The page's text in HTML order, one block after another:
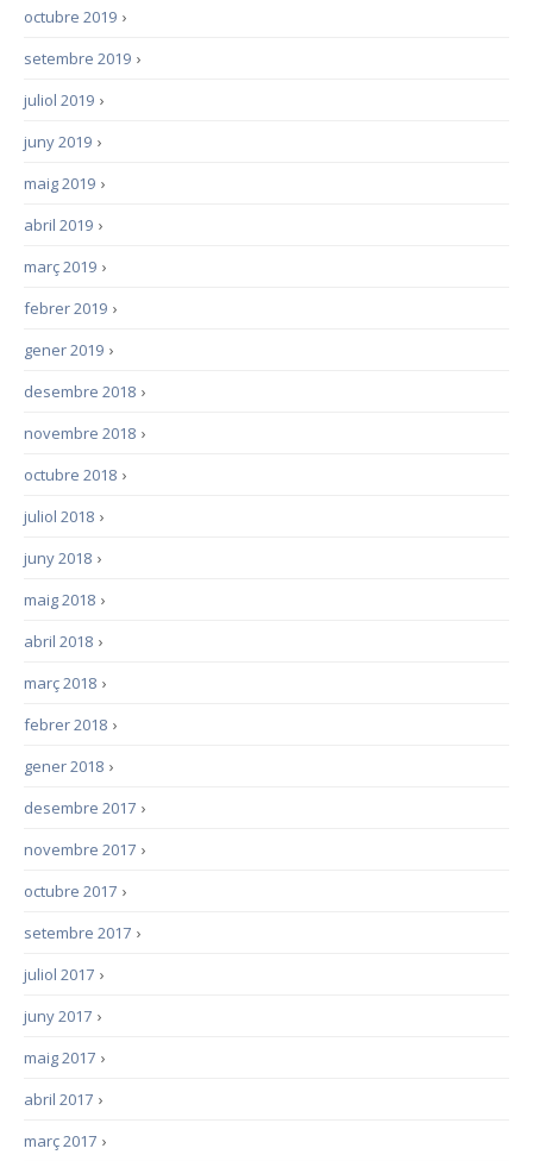
›
octubre 2019
›
setembre 2019
›
juliol 2019
›
juny 2019
›
maig 2019
›
abril 2019
›
març 2019
›
febrer 2019
›
gener 2019
›
desembre 2018
›
novembre 2018
›
octubre 2018
›
juliol 2018
›
juny 2018
›
maig 2018
›
abril 2018
›
març 2018
›
febrer 2018
›
gener 2018
›
desembre 2017
›
novembre 2017
›
octubre 2017
›
setembre 2017
›
juliol 2017
›
juny 2017
›
maig 2017
›
abril 2017
›
març 2017